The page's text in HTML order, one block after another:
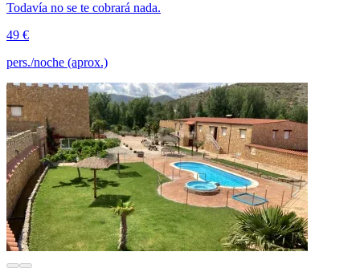
Todavía no se te cobrará nada.
49 €
pers./noche (aprox.)